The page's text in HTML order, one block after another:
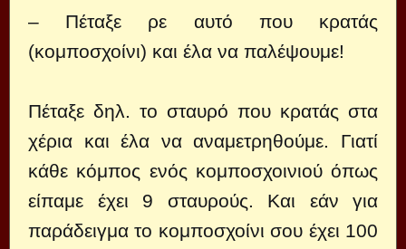
– Πέταξε ρε αυτό που κρατάς
(κομποσχοίνι) και έλα να παλέψουμε!
Πέταξε δηλ. το σταυρό που κρατάς στα
χέρια και έλα να αναμετρηθούμε. Γιατί
κάθε κόμπος ενός κομποσχοινιού όπως
είπαμε έχει 9 σταυρούς. Και εάν για
παράδειγμα το κομποσχοίνι σου έχει 100